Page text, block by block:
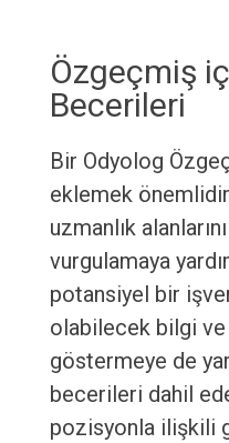
Özgeçmiş
Becerileri
Bir Odyolog
eklemek
uzmanlık
vurgulamaya
potansiyel bir
olabilecek bilgi
göstermeye de
becerileri dahil
pozisyonla ilişkili